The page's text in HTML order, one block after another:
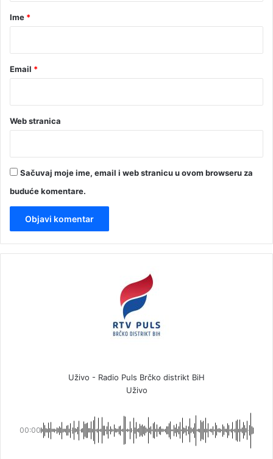
rIme *
Email *
Web stranica
Sačuvaj moje ime, email i web stranicu u ovom browseru za
buduće komentare.
Uživo - Radio Puls Brčko distrikt BiH
Uživo
00:00